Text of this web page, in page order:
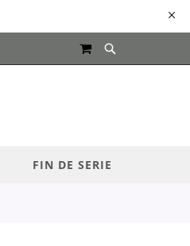
MON PANIER
FIN DE SERIE